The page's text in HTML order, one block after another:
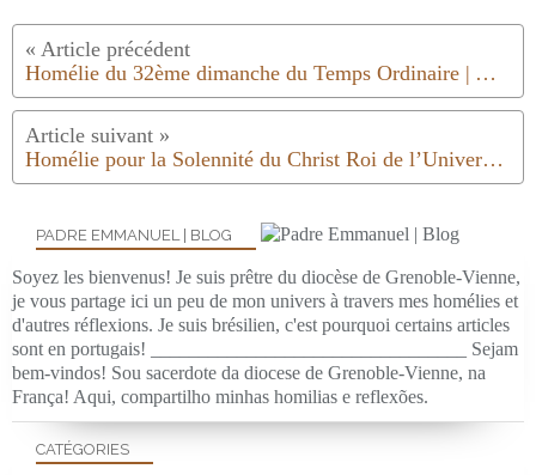
Homélie du 32ème dimanche du Temps Ordinaire | Année C | 2022
Homélie pour la Solennité du Christ Roi de l’Univers | 2022
PADRE EMMANUEL | BLOG
Soyez les bienvenus! Je suis prêtre du diocèse de Grenoble-Vienne,
je vous partage ici un peu de mon univers à travers mes homélies et
d'autres réflexions. Je suis brésilien, c'est pourquoi certains articles
sont en portugais! _________________________________ Sejam
bem-vindos! Sou sacerdote da diocese de Grenoble-Vienne, na
França! Aqui, compartilho minhas homilias e reflexões.
CATÉGORIES